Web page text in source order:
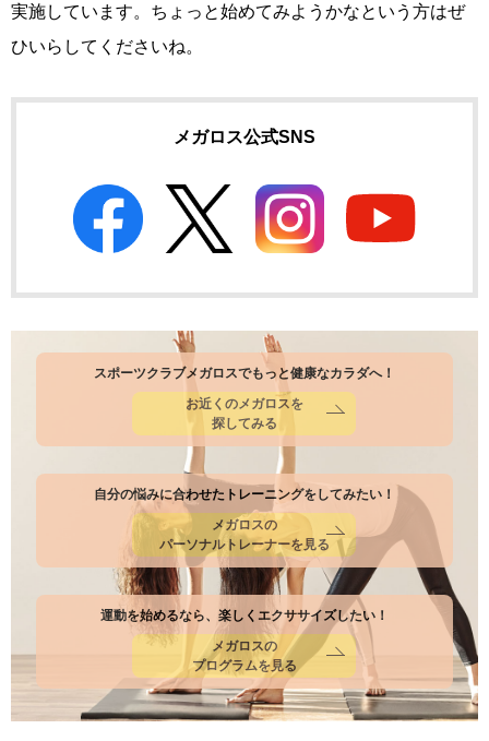
実施しています。ちょっと始めてみようかなという方はぜ
ひいらしてくださいね。
メガロス公式SNS
スポーツクラブメガロスでもっと健康なカラダへ！
お近くのメガロスを
探してみる
自分の悩みに合わせたトレーニングをしてみたい！
メガロスの
パーソナルトレーナーを見る
運動を始めるなら、楽しくエクササイズしたい！
メガロスの
プログラムを見る